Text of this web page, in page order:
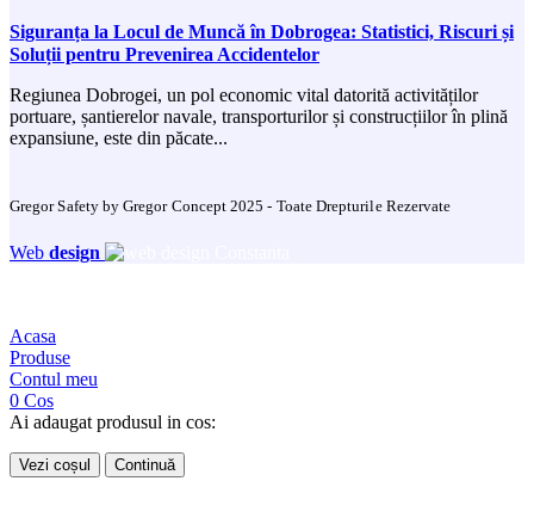
Siguranța la Locul de Muncă în Dobrogea: Statistici, Riscuri și
Soluții pentru Prevenirea Accidentelor
Regiunea Dobrogei, un pol economic vital datorită activităților
portuare, șantierelor navale, transporturilor și construcțiilor în plină
expansiune, este din păcate...
Gregor Safety by Gregor Concept 2025 - Toate Drepturile Rezervate
Web design
Acasa
Produse
Contul meu
0 Cos
Ai adaugat produsul in cos:
Vezi coșul Continuă